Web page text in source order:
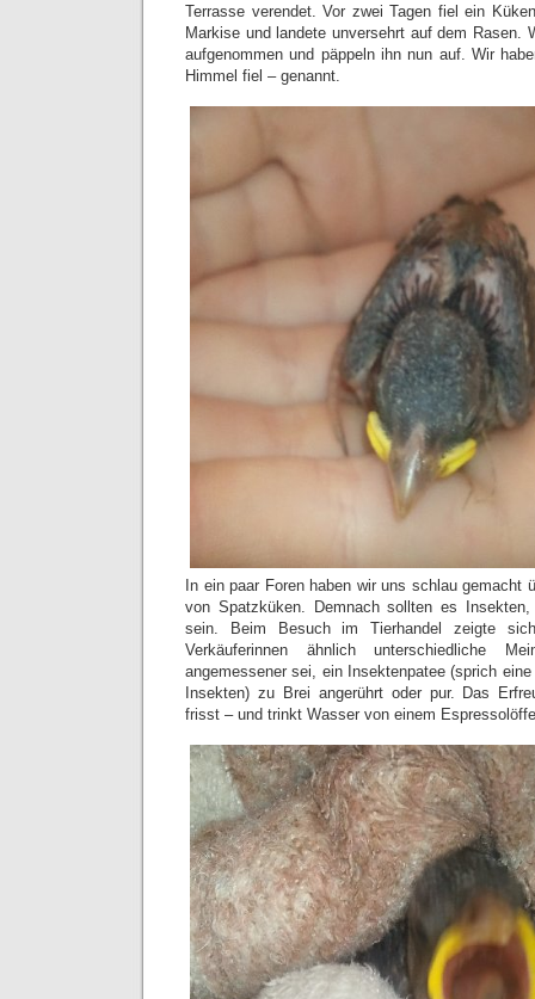
Terrasse verendet. Vor zwei Tagen fiel ein
Markise und landete unversehrt auf dem Rasen.
aufgenommen und päppeln ihn nun auf. Wir
Himmel fiel – genannt.
In ein paar Foren haben wir uns schlau gemacht
von Spatzküken. Demnach sollten es
sein. Beim Besuch im Tierhandel zeigte
Verkäuferinnen ähnlich unterschiedliche
angemessener sei, ein Insektenpatee (sprich
Insekten) zu Brei angerührt oder pur. Das
frisst – und trinkt Wasser von einem